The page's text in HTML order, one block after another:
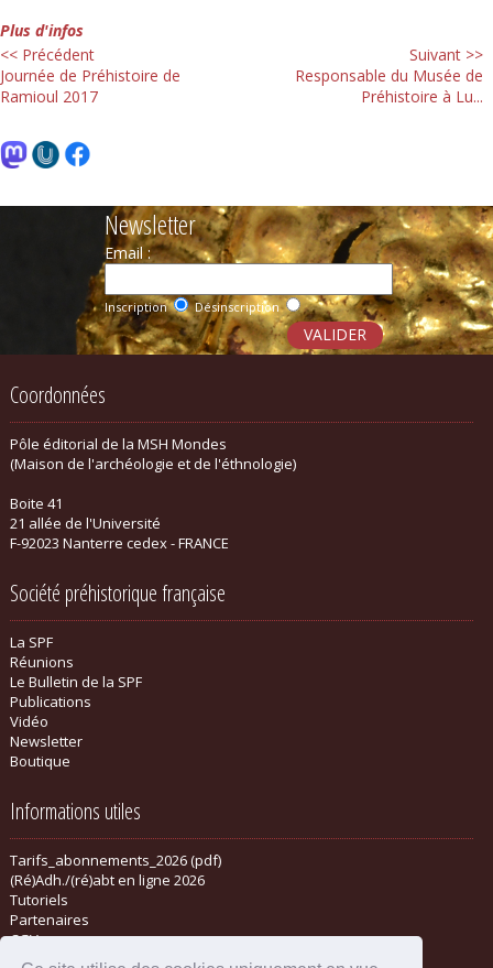
Plus d'infos
<< Précédent
Journée de Préhistoire de
Ramioul 2017
Suivant >>
Responsable du Musée de
Préhistoire à Lu...
Newsletter
Email :
Inscription Désinscription
Coordonnées
Pôle éditorial de la MSH Mondes
(Maison de l'archéologie et de l'éthnologie)
Boite 41
21 allée de l'Université
F-92023 Nanterre cedex - FRANCE
Société préhistorique française
La SPF
Réunions
Le Bulletin de la SPF
Publications
Vidéo
Newsletter
Boutique
Informations utiles
Tarifs_abonnements_2026 (pdf)
(Ré)Adh./(ré)abt en ligne 2026
Tutoriels
Partenaires
CGV